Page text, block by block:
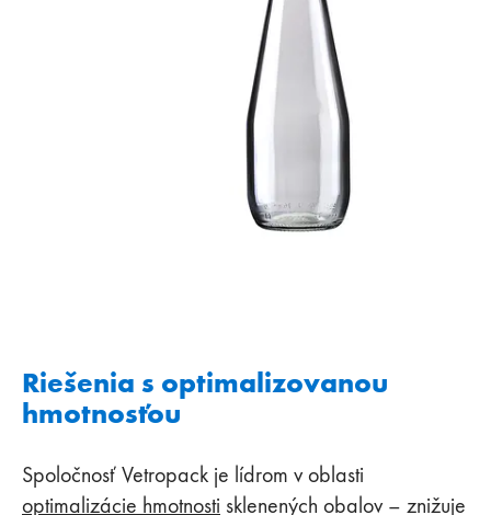
Riešenia s optimalizovanou
hmotnosťou
Spoločnosť Vetropack je lídrom v oblasti
optimalizácie hmotnosti sklenených obalov – znižuje